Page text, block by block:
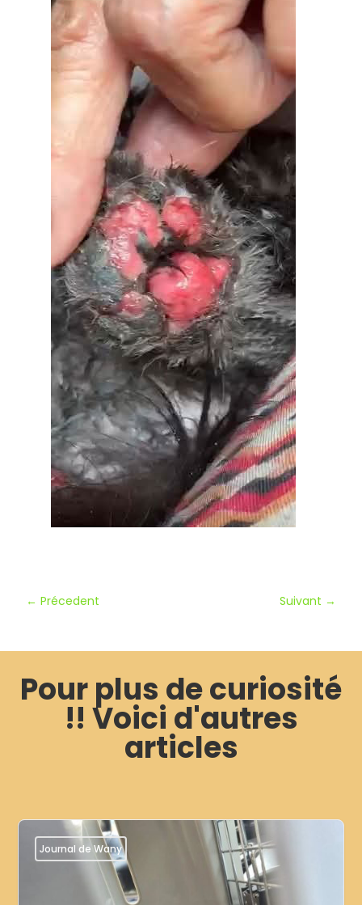
←Précedent Suivant →
Pour plus de curiosité
!! Voici d'autres
articles
Journal de Wany